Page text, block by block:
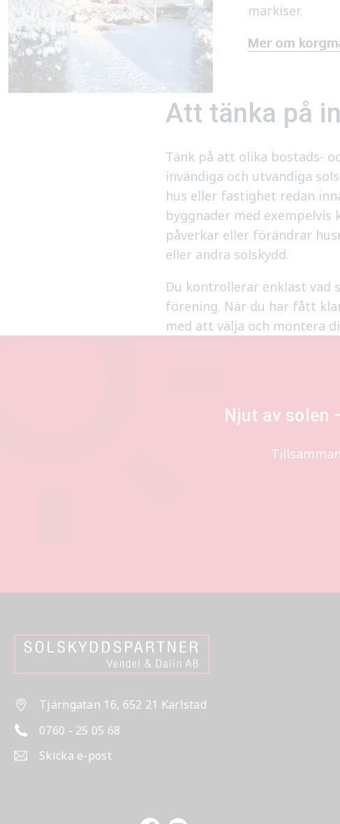
markiser.
Mer om
Att tänka på
Tänk på att olika bostads-
invändiga och utvändiga
hus eller fastighet redan
byggnader med
påverkar eller förändrar
eller andra solskydd.
Du kontrollerar enklast vad
förening. När du har fått
med att välja och montera
Njut av
Tjärngatan 16, 652 21 Karlstad
0760 - 25 05 68
Skicka e-post